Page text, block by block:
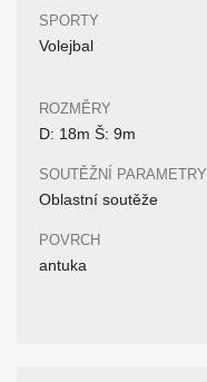
SPORTY
Volejbal
ROZMĚRY
D: 18m Š: 9m
SOUTĚŽNÍ PARAMETRY
Oblastní soutěže
POVRCH
antuka